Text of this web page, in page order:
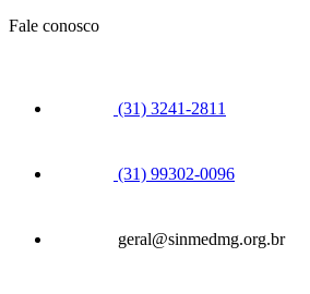
Fale conosco
(31) 3241-2811
(31) 99302-0096
geral@sinmedmg.org.br